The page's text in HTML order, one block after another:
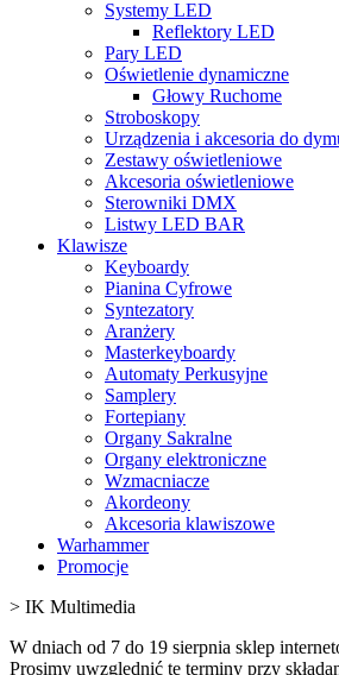
Systemy LED
Reflektory LED
Pary LED
Oświetlenie dynamiczne
Głowy Ruchome
Stroboskopy
Urządzenia i akcesoria do
Zestawy oświetleniowe
Akcesoria oświetleniowe
Sterowniki DMX
Listwy LED BAR
Klawisze
Keyboardy
Pianina Cyfrowe
Syntezatory
Aranżery
Masterkeyboardy
Automaty Perkusyjne
Samplery
Fortepiany
Organy Sakralne
Organy elektroniczne
Wzmacniacze
Akordeony
Akcesoria klawiszowe
Warhammer
Promocje
> IK Multimedia
W dniach od 7 do 19 sierpnia sklep
Prosimy uwzględnić te terminy przy